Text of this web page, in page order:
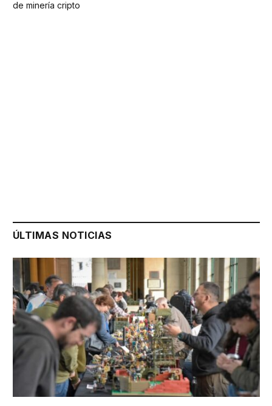
de minería cripto
ÚLTIMAS NOTICIAS